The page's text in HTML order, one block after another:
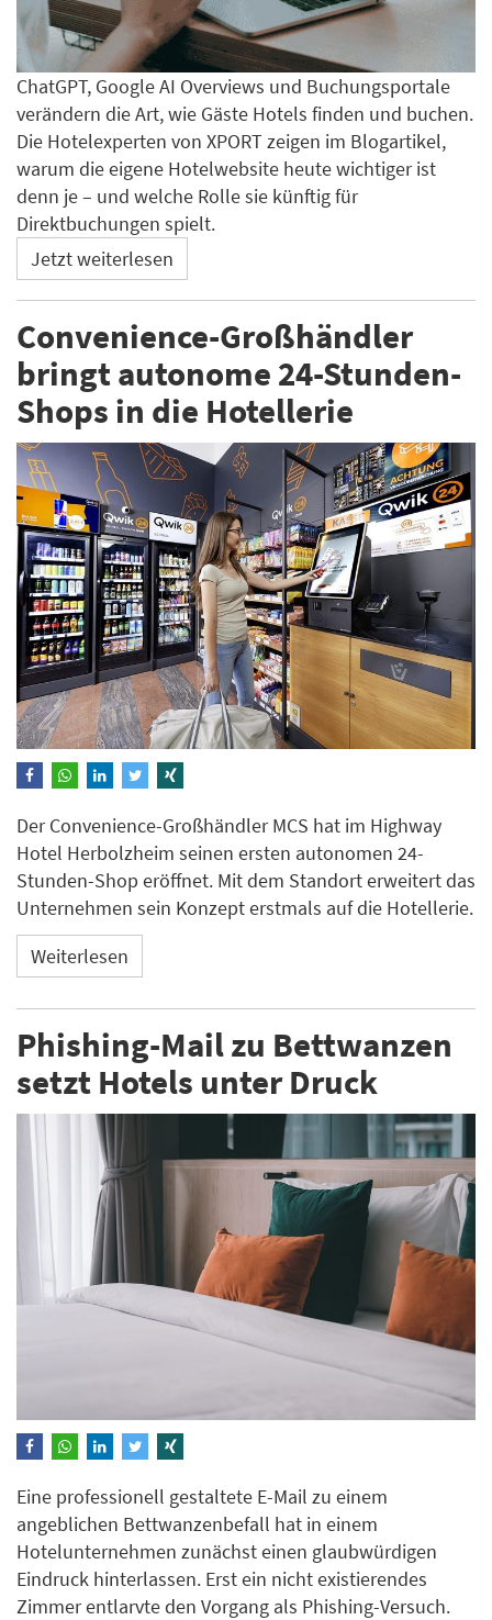
ChatGPT, Google AI Overviews und Buchungsportale
verändern die Art, wie Gäste Hotels finden und buchen.
Die Hotelexperten von XPORT zeigen im Blogartikel,
warum die eigene Hotelwebsite heute wichtiger ist
denn je – und welche Rolle sie künftig für
Direktbuchungen spielt.
Jetzt weiterlesen
Convenience-Großhändler
bringt autonome 24-Stunden-
Shops in die Hotellerie
Der Convenience-Großhändler MCS hat im Highway
Hotel Herbolzheim seinen ersten autonomen 24-
Stunden-Shop eröffnet. Mit dem Standort erweitert das
Unternehmen sein Konzept erstmals auf die Hotellerie.
Weiterlesen
Phishing-Mail zu Bettwanzen
setzt Hotels unter Druck
Eine professionell gestaltete E-Mail zu einem
angeblichen Bettwanzenbefall hat in einem
Hotelunternehmen zunächst einen glaubwürdigen
Eindruck hinterlassen. Erst ein nicht existierendes
Zimmer entlarvte den Vorgang als Phishing-Versuch.